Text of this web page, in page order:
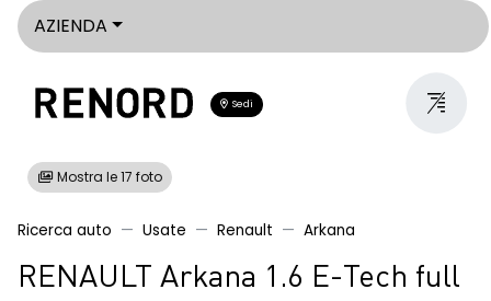
AZIENDA
Sedi
Mostra le 17 foto
Ricerca auto Usate Renault Arkana
RENAULT Arkana 1.6 E-Tech full